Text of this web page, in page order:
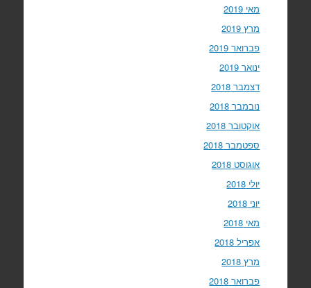
מאי 2019
מרץ 2019
פברואר 2019
ינואר 2019
דצמבר 2018
נובמבר 2018
אוקטובר 2018
ספטמבר 2018
אוגוסט 2018
יולי 2018
יוני 2018
מאי 2018
אפריל 2018
מרץ 2018
פברואר 2018